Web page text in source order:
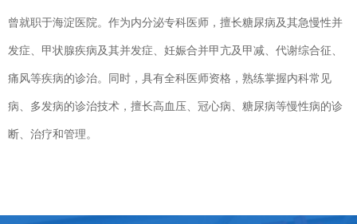
曾就职于海淀医院。 作为内分泌专科医师，擅长糖尿病及其急慢性并
发症、甲状腺疾病及其并发症、妊娠合并甲亢及甲减、代谢综合征、
痛风等疾病的诊治。同时，具有全科医师资格，熟练掌握内科常见
病、多发病的诊治技术，擅长高血压、冠心病、糖尿病等慢性病的诊
断、治疗和管理。